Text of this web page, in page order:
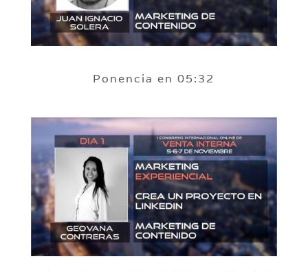
Ponencia en 05:32